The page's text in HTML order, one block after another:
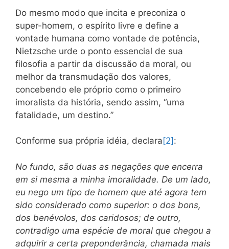
Do mesmo modo que incita e preconiza o
super-homem, o espírito livre e define a
vontade humana como vontade de potência,
Nietzsche urde o ponto essencial de sua
filosofia a partir da discussão da moral, ou
melhor da transmudação dos valores,
concebendo ele próprio como o primeiro
imoralista da história, sendo assim, “uma
fatalidade, um destino.”
Conforme sua própria idéia, declara [2] :
No fundo, são duas as negações que encerra
em si mesma a minha imoralidade. De um lado,
eu nego um tipo de homem que até agora tem
sido considerado como superior: o dos bons,
dos benévolos, dos caridosos; de outro,
contradigo uma espécie de moral que chegou a
adquirir a certa preponderância, chamada mais